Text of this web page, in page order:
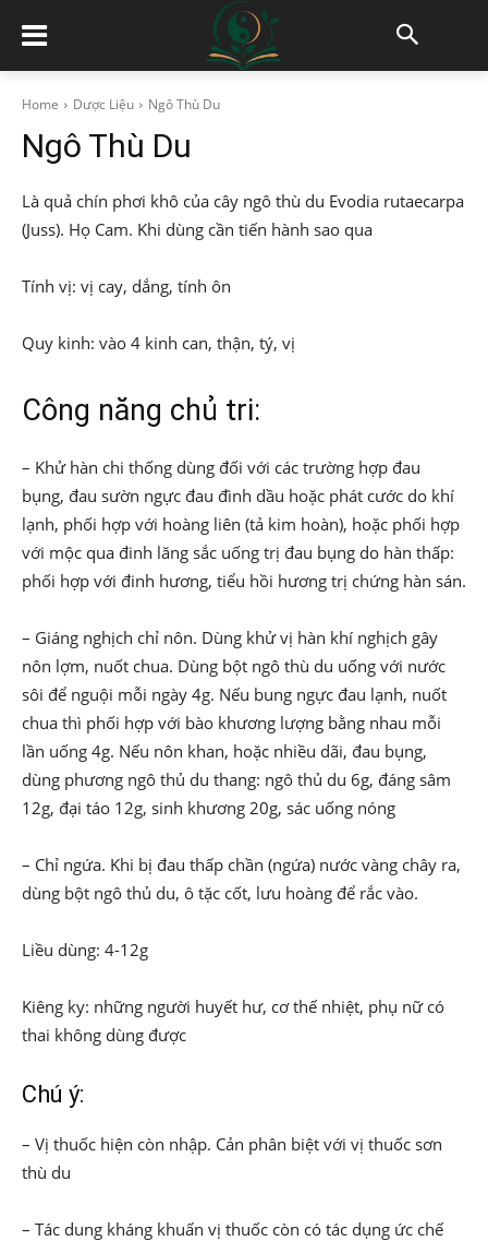
Home Dược Liệu Ngô Thù Du
Ngô Thù Du
Là quả chín phơi khô của cây ngô thù du Evodia rutaecarpa
(Juss). Họ Cam. Khi dùng cần tiến hành sao qua
Tính vị: vị cay, dắng, tính ôn
Quy kinh: vào 4 kinh can, thận, tý, vị
Công năng chủ tri:
– Khử hàn chi thống dùng đối với các trường hợp đau
bụng, đau sườn ngực đau đình dầu hoặc phát cước do khí
lạnh, phối hợp với hoàng liên (tả kim hoàn), hoặc phối hợp
với mộc qua đinh lăng sắc uống trị đau bụng do hàn thấp:
phối hợp với đinh hương, tiểu hồi hương trị chứng hàn sán.
– Giáng nghịch chỉ nôn. Dùng khử vị hàn khí nghịch gây
nôn lợm, nuốt chua. Dùng bột ngô thù du uống với nước
sôi để nguội mỗi ngày 4g. Nếu bung ngực đau lạnh, nuốt
chua thì phối hợp với bào khương lượng bằng nhau mỗi
lần uống 4g. Nếu nôn khan, hoặc nhiều dãi, đau bụng,
dùng phương ngô thủ du thang: ngô thủ du 6g, đáng sâm
12g, đại táo 12g, sinh khương 20g, sác uống nóng
– Chỉ ngứa. Khi bị đau thấp chần (ngứa) nước vàng chây ra,
dùng bột ngô thủ du, ô tặc cốt, lưu hoàng để rắc vào.
Liều dùng: 4-12g
Kiêng ky: những người huyết hư, cơ thế nhiệt, phụ nữ có
thai không dùng được
Chú ý:
– Vị thuốc hiện còn nhập. Cản phân biệt với vị thuốc sơn
thù du
– Tác dung kháng khuấn vị thuốc còn có tác dụng ức chế